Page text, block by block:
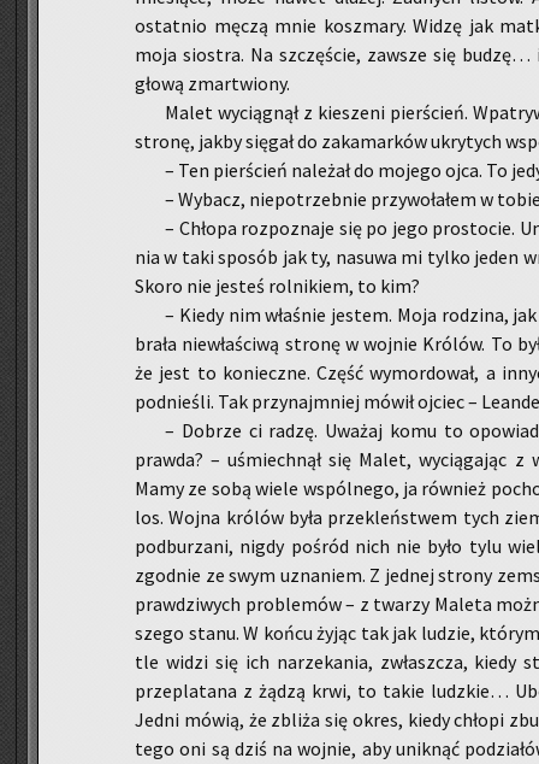
ostat­nio męczą mnie kosz­ma­ry. Widzę jak
moja sio­stra. Na szczę­ście, za­wsze się
głową zmar­twio­ny.
Malet wy­cią­gnął z kie­sze­ni pier­ścień.
stro­nę, jakby się­gał do za­ka­mar­ków ukry­tych
– Ten pier­ścień na­le­żał do mo­je­go ojca. To
– Wy­bacz, nie­po­trzeb­nie przy­wo­ła­łem w
– Chło­pa roz­po­zna­je się po jego pro­sto­cie.
nia w taki spo­sób jak ty, na­su­wa mi tylko jeden
Skoro nie je­steś rol­ni­kiem, to kim?
– Kiedy nim wła­śnie je­stem. Moja ro­dzi­na,
bra­ła nie­wła­ści­wą stro­nę w woj­nie Kró­lów. To
że jest to ko­niecz­ne. Część wy­mor­do­wał, a
pod­nie­śli. Tak przy­naj­mniej mówił oj­ciec –
– Do­brze ci radzę. Uwa­żaj komu to
praw­da? – uśmiech­nął się Malet, wy­cią­ga­jąc z
Mamy ze sobą wiele wspól­ne­go, ja rów­nież
los. Wojna kró­lów była prze­kleń­stwem tych
pod­bu­rza­ni, nigdy po­śród nich nie było tylu
zgod­nie ze swym uzna­niem. Z jed­nej stro­ny
praw­dzi­wych pro­ble­mów – z twa­rzy Ma­le­ta
sze­go stanu. W końcu żyjąc tak jak lu­dzie,
tle widzi się ich na­rze­ka­nia, zwłasz­cza, kiedy
prze­pla­ta­na z żądzą krwi, to takie ludz­kie…
Jedni mówią, że zbli­ża się okres, kiedy chło­pi
te­go oni są dziś na woj­nie, aby unik­nąć